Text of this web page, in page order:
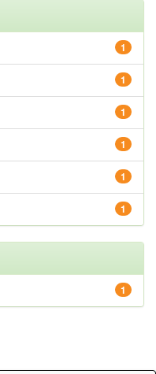
1
1
1
1
1
1
1